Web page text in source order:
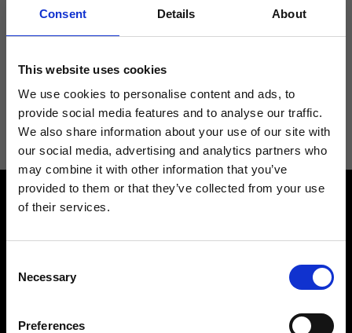
Consent Details About
This website uses cookies
We use cookies to personalise content and ads, to
provide social media features and to analyse our traffic.
We also share information about your use of our site with
our social media, advertising and analytics partners who
may combine it with other information that you’ve
provided to them or that they’ve collected from your use
of their services.
Selection
Necessary
Preferences
Non perdere le novità di Ripani, iscriviti alla newsletter!
Acconsento a ricevere novità e promo da Ripani. Per maggiori
informazioni consulta laPrivacy Policy.
Trova il tuo negozio Ripani
Rispondiamo a tutte le tue